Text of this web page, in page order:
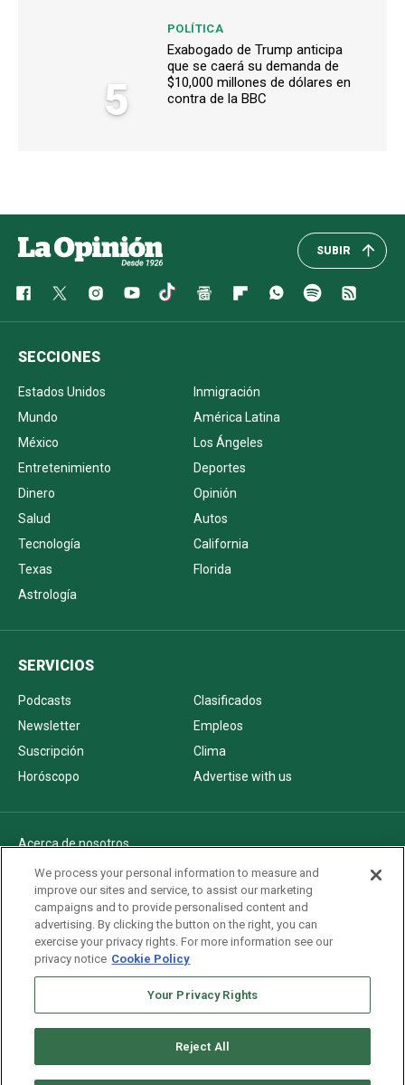
5
POLÍTICA
Exabogado de Trump anticipa
que se caerá su demanda de
$10,000 millones de dólares en
contra de la BBC
SUBIR
SECCIONES
Estados Unidos
Inmigración
Mundo
América Latina
México
Los Ángeles
Entretenimiento
Deportes
Dinero
Opinión
Salud
Autos
Tecnología
California
Texas
Florida
Astrología
SERVICIOS
Podcasts
Clasificados
Newsletter
Empleos
Suscripción
Clima
Horóscopo
Advertise with us
Acerca de nosotros
Politica de privacidad
Pautas Editoriales
AdChoices
Advertise with us
Newsletters
We process your personal information to measure and
improve our sites and service, to assist our marketing
campaigns and to provide personalised content and
advertising. By clicking the button on the right, you can
exercise your privacy rights. For more information see our
privacy notice Cookie Policy
Your Privacy Rights
Reject All